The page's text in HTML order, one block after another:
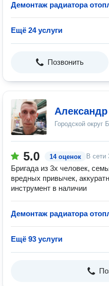
Демонтаж радиатора
Ещё 24 услуги
Позвонить
Городской округ
5.0 14 оценок В сети
Бригада из 3х человек,
вредных привычек,
инструмент в наличии
Демонтаж радиатора
Ещё 93 услуги